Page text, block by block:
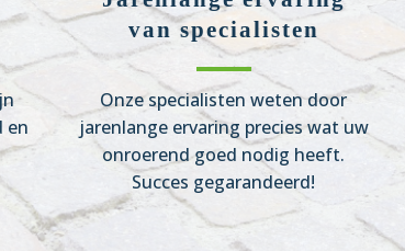
en
van specialisten
Onze specialisten weten door
jarenlange ervaring precies wat uw
onroerend goed nodig heeft.
Succes gegarandeerd!